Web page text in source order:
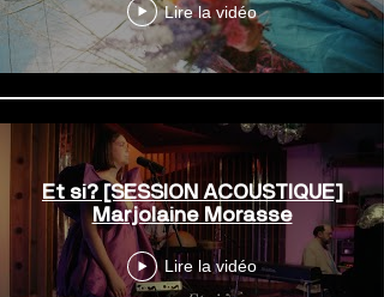
Lire la vidéo
Et si? [SESSION ACOUSTIQUE]
Marjolaine Morasse
Lire la vidéo